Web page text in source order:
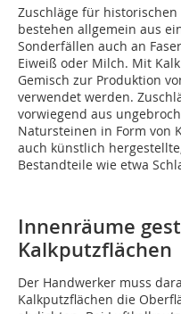
Zuschläge für
bestehen allgemein aus
Sonderfällen auch an
Eiweiß oder Milch. Mit
Gemisch zur Produktion
verwendet werden.
vorwiegend aus
Natursteinen in Form von
auch künstlich
Bestandteile wie etwa
Innenräume
Kalkputzflächen
Der Handwerker muss
Kalkputzflächen die